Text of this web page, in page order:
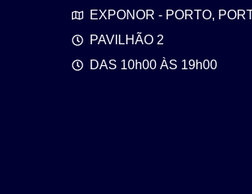
EXPONOR - PORTO,
PAVILHÃO 2
DAS 10h00 ÀS 19h00